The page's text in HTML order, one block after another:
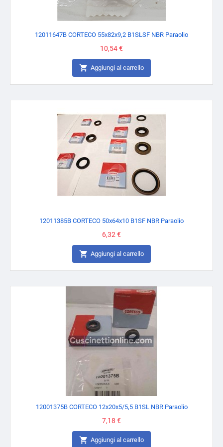
12011647B CORTECO 55x82x9,2 B1SLSF NBR Paraolio
Prezzo
10,54 €
 Aggiungi al carrello
12011385B CORTECO 50x64x10 B1SF NBR Paraolio
Prezzo
6,32 €
 Aggiungi al carrello
12001375B CORTECO 12x20x5/5,5 B1SL NBR Paraolio
Prezzo
7,18 €
 Aggiungi al carrello